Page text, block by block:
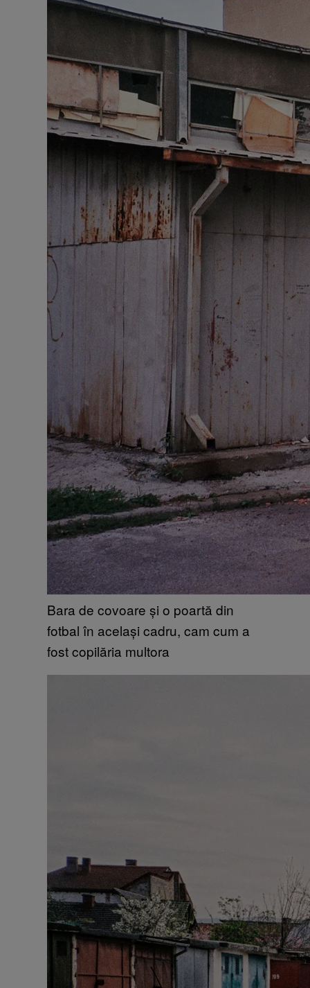
Bara de covoare și o poartă din
fotbal în același cadru, cam cum a
fost copilăria multora